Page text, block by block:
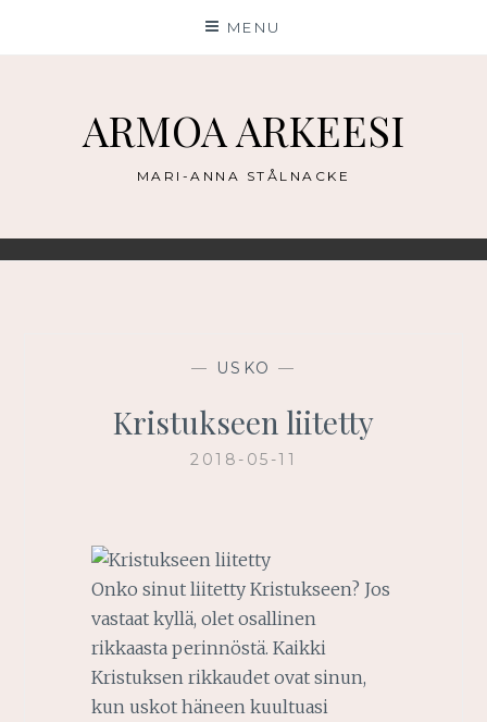
MENU
ARMOA ARKEESI
MARI-ANNA STÅLNACKE
— USKO —
Kristukseen liitetty
2018-05-11
Onko sinut liitetty Kristukseen? Jos
vastaat kyllä, olet osallinen
rikkaasta perinnöstä. Kaikki
Kristuksen rikkaudet ovat sinun,
kun uskot häneen kuultuasi